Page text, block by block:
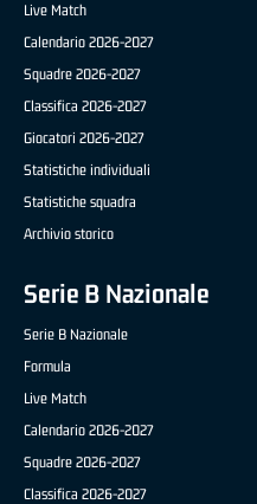
Live Match
Calendario 2026-2027
Squadre 2026-2027
Classifica 2026-2027
Giocatori 2026-2027
Statistiche individuali
Statistiche squadra
Archivio storico
Serie B Nazionale
Serie B Nazionale
Formula
Live Match
Calendario 2026-2027
Squadre 2026-2027
Classifica 2026-2027